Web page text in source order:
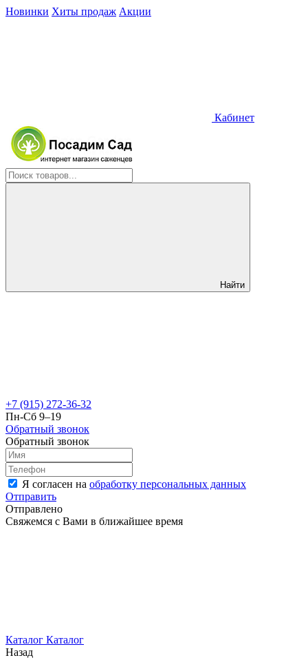
Новинки Хиты продаж Акции
Кабинет
Найти
+7 (915) 272-36-32
Пн-Сб 9–19
Обратный звонок
Обратный звонок
Я согласен на обработку персональных данных
Отправить
Отправлено
Свяжемся с Вами в ближайшее время
Каталог Каталог
Назад